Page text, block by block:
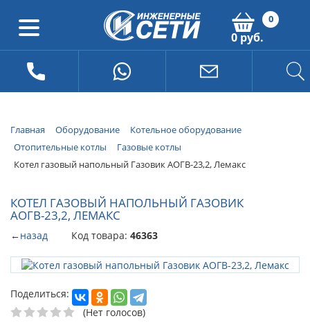
0
0 руб.
Главная Оборудование
Котельное оборудование
Отопительные котлы
Газовые котлы
Котел газовый напольный Газовик АОГВ-23,2, Лемакс
КОТЕЛ ГАЗОВЫЙ НАПОЛЬНЫЙ ГАЗОВИК
АОГВ-23,2, ЛЕМАКС
←назад Код товара: 46363
Поделиться:
(Нет голосов)